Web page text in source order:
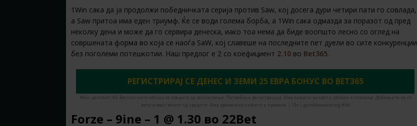
1Win сака да ја продолжи победничката серија против Saw, кој досега дури четири пати го совлада,
а Saw притоа има еден триумф. Ќе се води голема борба, а 1Win сака одмазда за поразот од пред
неколку дена и може да го сервира денеска, иако тоа нема да биде воопшто лесно со оглед на
совршената форма во која се наоѓа SaW, кој славеше на последните пет дуели во сите конкуренции
без поголеми потешкотии. Наш предлог е 2 со коефициент 2.10 во Bet365.
РЕГИСТРИРАЈ СЕ ДЕНЕС И ЗЕМИ 25 ЕВРА БОНУС ВО BET365
Мин. депозит: €5. Бесплатните облози се кредити за обложување. Потребна е регистрација. Има лимити за квоти, облози и плаќање. Добивките не го
вклучуваат влогот од кредити. Има временски лимити и правила. | 18+ | gambleaware.org #Ad
Forze – 9ine – 1 @ 1.30 во 22Bet